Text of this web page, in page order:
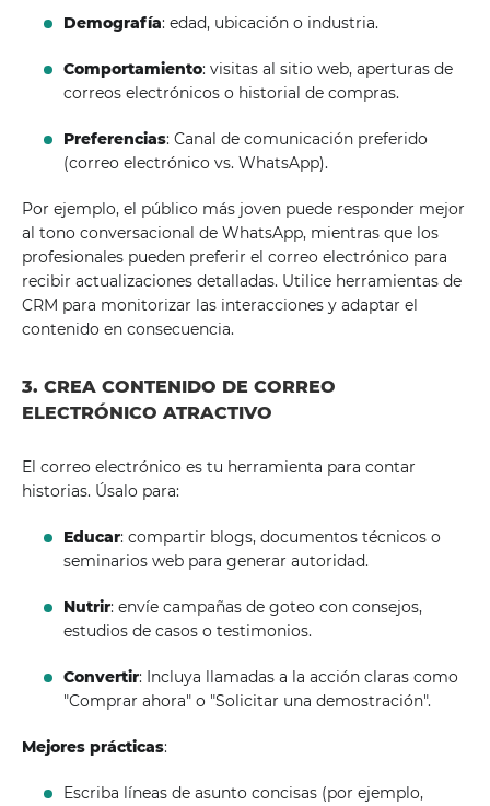
Demografía: edad, ubicación o industria.
Comportamiento: visitas al sitio web, aperturas de
correos electrónicos o historial de compras.
Preferencias: Canal de comunicación preferido
(correo electrónico vs. WhatsApp).
Por ejemplo, el público más joven puede responder mejor
al tono conversacional de WhatsApp, mientras que los
profesionales pueden preferir el correo electrónico para
recibir actualizaciones detalladas. Utilice herramientas de
CRM para monitorizar las interacciones y adaptar el
contenido en consecuencia.
3. CREA CONTENIDO DE CORREO
ELECTRÓNICO ATRACTIVO
El correo electrónico es tu herramienta para contar
historias. Úsalo para:
Educar: compartir blogs, documentos técnicos o
seminarios web para generar autoridad.
Nutrir: envíe campañas de goteo con consejos,
estudios de casos o testimonios.
Convertir: Incluya llamadas a la acción claras como
"Comprar ahora" o "Solicitar una demostración".
Mejores prácticas:
Escriba líneas de asunto concisas (por ejemplo,